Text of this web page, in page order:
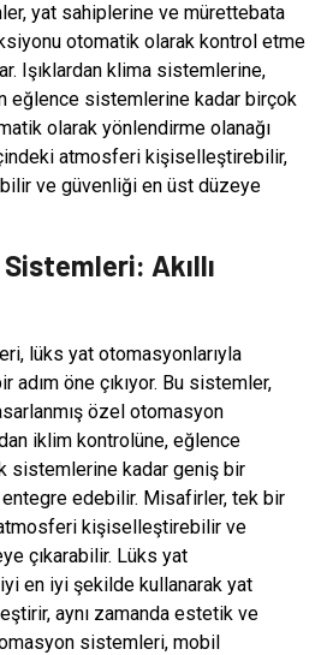
yat sahiplerine ve mürettebata
otomatik olarak kontrol etme
Işıklardan klima sistemlerine,
eğlence sistemlerine kadar birçok
olarak yönlendirme olanağı
atmosferi kişiselleştirebilir,
ve güvenliği en üst düzeye
Akıllı
lüks yat otomasyonlarıyla
adım öne çıkıyor. Bu sistemler,
özel otomasyon
iklim kontrolüne, eğlence
sistemlerine kadar geniş bir
edebilir. Misafirler, tek bir
kişiselleştirebilir ve
çıkarabilir. Lüks yat
en iyi şekilde kullanarak yat
aynı zamanda estetik ve
sistemleri, mobil